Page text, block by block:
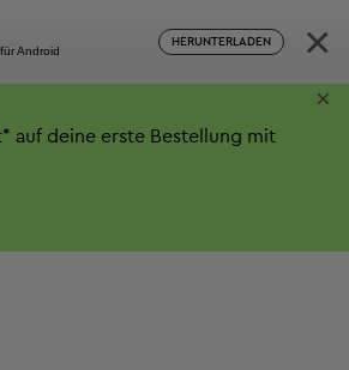
Android
HERUNTERLADEN ×
auf deine erste Bestellung mit
×